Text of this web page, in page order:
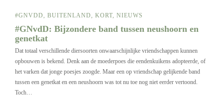
#GNVDD BUITENLAND KORT NIEUWS
#GNvdD: Bijzondere band tussen neushoorn en
genetkat
Dat totaal verschillende diersoorten onwaarschijnlijke vriendschappen kunnen
opbouwen is bekend. Denk aan de moederpoes die eendenkuikens adopteerde, of
het varken dat jonge poesjes zoogde. Maar een op vriendschap gelijkende band
tussen een genetkat en een neushoorn was tot nu toe nog niet eerder vertoond.
Toch…